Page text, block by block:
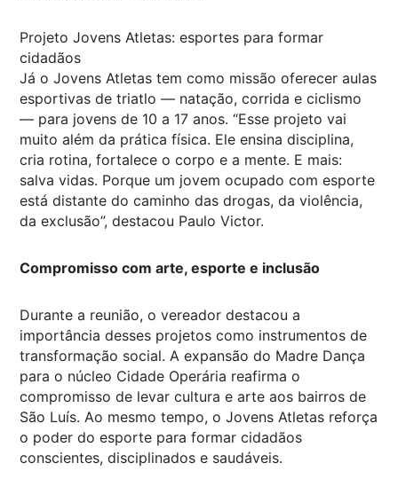
Projeto Jovens Atletas: esportes para formar
cidadãos
Já o Jovens Atletas tem como missão oferecer aulas
esportivas de triatlo — natação, corrida e ciclismo
— para jovens de 10 a 17 anos. “Esse projeto vai
muito além da prática física. Ele ensina disciplina,
cria rotina, fortalece o corpo e a mente. E mais:
salva vidas. Porque um jovem ocupado com esporte
está distante do caminho das drogas, da violência,
da exclusão”, destacou Paulo Victor.
Compromisso com arte, esporte e inclusão
Durante a reunião, o vereador destacou a
importância desses projetos como instrumentos de
transformação social. A expansão do Madre Dança
para o núcleo Cidade Operária reafirma o
compromisso de levar cultura e arte aos bairros de
São Luís. Ao mesmo tempo, o Jovens Atletas reforça
o poder do esporte para formar cidadãos
conscientes, disciplinados e saudáveis.